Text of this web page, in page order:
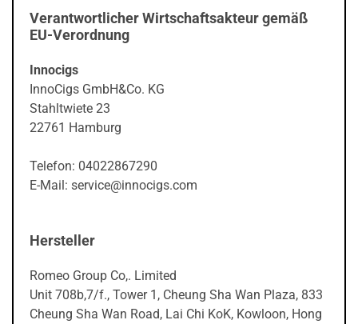
Verantwortlicher Wirtschaftsakteur gemäß
EU-Verordnung
Innocigs
InnoCigs GmbH&Co. KG
Stahltwiete 23
22761 Hamburg
Telefon: 04022867290
E-Mail: service@innocigs.com
Hersteller
Romeo Group Co,. Limited
Unit 708b,7/f., Tower 1, Cheung Sha Wan Plaza, 833
Cheung Sha Wan Road, Lai Chi KoK, Kowloon, Hong